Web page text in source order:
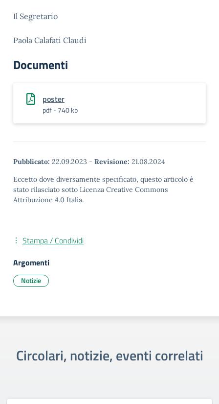
Il Segretario
Paola Calafati Claudi
Documenti
poster
pdf - 740 kb
Pubblicato: 22.09.2023 - Revisione: 21.08.2024
Eccetto dove diversamente specificato, questo articolo è
stato rilasciato sotto Licenza Creative Commons
Attribuzione 4.0 Italia.
Stampa / Condividi
Argomenti
Notizie
Circolari, notizie, eventi correlati